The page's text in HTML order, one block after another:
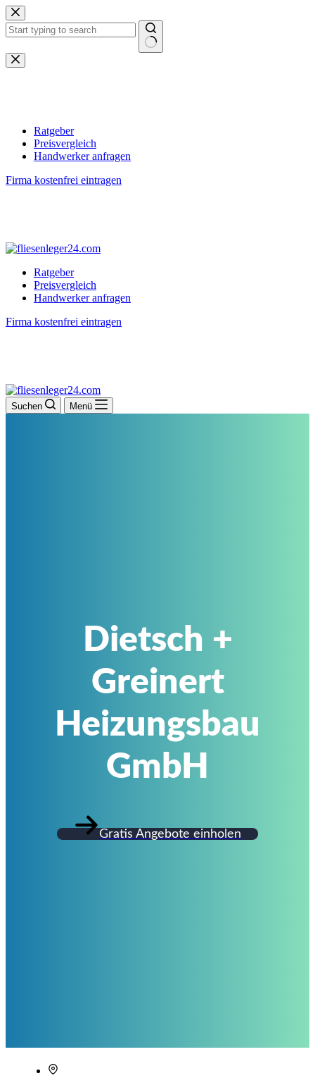
Zum
Inhalt
springen
Keine
Ergebnisse
Ratgeber
Preisvergleich
Handwerker anfragen
Firma kostenfrei eintragen
Ratgeber
Preisvergleich
Handwerker anfragen
Firma kostenfrei eintragen
Suchen Menü
Dietsch +
Greinert
Heizungsbau
GmbH
Gratis Angebote einholen